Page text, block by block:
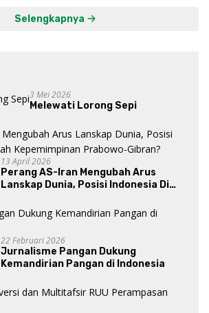
Selengkapnya
3 Mei 2026
Melewati Lorong Sepi
13 April 2026
Perang AS-Iran Mengubah Arus
Lanskap Dunia, Posisi Indonesia Di
Gibran?
22 Februari 2026
Jurnalisme Pangan Dukung
Kemandirian Pangan di Indonesia